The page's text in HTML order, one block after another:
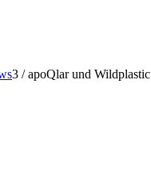
3 / apoQlar und